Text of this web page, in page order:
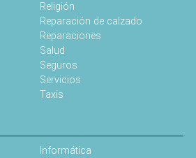
Religión
Reparación de calzado
Reparaciones
Salud
Seguros
Servicios
Taxis
Informática